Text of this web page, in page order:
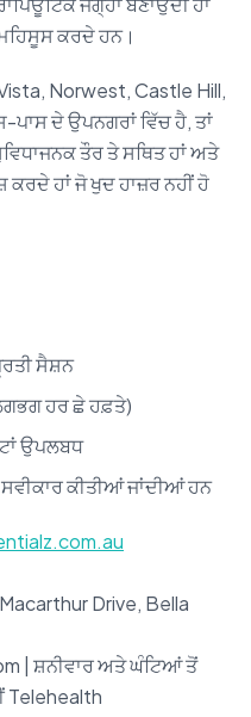
ਕਰਦੇ ਹਨ।
Norwest, Castle Hill,
ਪਾਸ ਦੇ ਉਪਨਗਰਾਂ ਵਿੱਚ ਹੈ, ਤਾਂ
ਤੌਰ ਤੇ ਸਥਿਤ ਹਾਂ ਅਤੇ
ਹਾਂ ਜੋ ਖੁਦ ਹਾਜ਼ਰ ਨਹੀਂ ਹੋ
ਸੈਸ਼ਨ
ਹਰ ਛੇ ਹਫ਼ਤੇ)
ਉਪਲਬਧ
ਕੀਤੀਆਂ ਜਾਂਦੀਆਂ ਹਨ
Drive, Bella
| ਸ਼ਨੀਵਾਰ ਅਤੇ ਘੰਟਿਆਂ ਤੋਂ
Telehealth